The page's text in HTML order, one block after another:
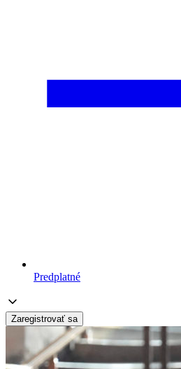
Predplatné
Zaregistrovať sa